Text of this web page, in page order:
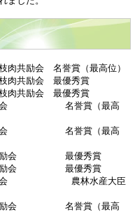
共励会 名誉賞（最高位）
肉共励会 最優秀賞
肉共励会 最優秀賞
共励会 名誉賞（最高
共励会 名誉賞（最高
肉共励会 最優秀賞
肉共励会 最優秀賞
共励会 農林水産大臣
共励会 名誉賞（最高